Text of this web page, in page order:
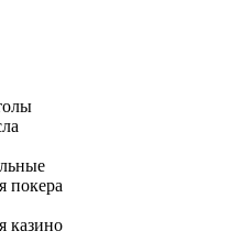
покера
казино